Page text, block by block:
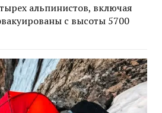
альпинистов, включая
с высоты 5700